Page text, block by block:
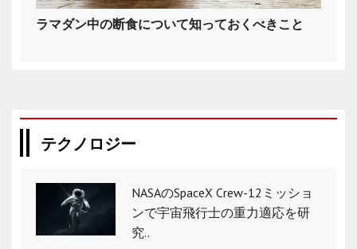
ラマダン中の断食について知っておくべきこと
テクノロジー
NASAのSpaceX Crew-12ミッショ
ンで宇宙飛行士の重力適応を研
究..